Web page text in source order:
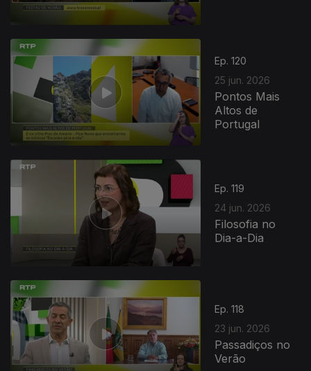
Ep. 120
25 jun. 2026
Pontos Mais
Altos de
Portugal
Ep. 119
24 jun. 2026
Filosofia no
Dia-a-Dia
Ep. 118
23 jun. 2026
Passadiços no
Verão